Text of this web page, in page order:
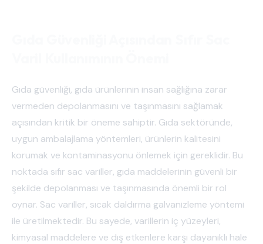
Gıda güvenliği, gıda ürünlerinin insan sağlığına zarar
vermeden depolanmasını ve taşınmasını sağlamak
açısından kritik bir öneme sahiptir. Gıda sektöründe,
uygun ambalajlama yöntemleri, ürünlerin kalitesini
korumak ve kontaminasyonu önlemek için gereklidir. Bu
noktada sıfır sac variller, gıda maddelerinin güvenli bir
şekilde depolanması ve taşınmasında önemli bir rol
oynar. Sac variller, sıcak daldırma galvanizleme yöntemi
ile üretilmektedir. Bu sayede, varillerin iç yüzeyleri,
kimyasal maddelere ve dış etkenlere karşı dayanıklı hale